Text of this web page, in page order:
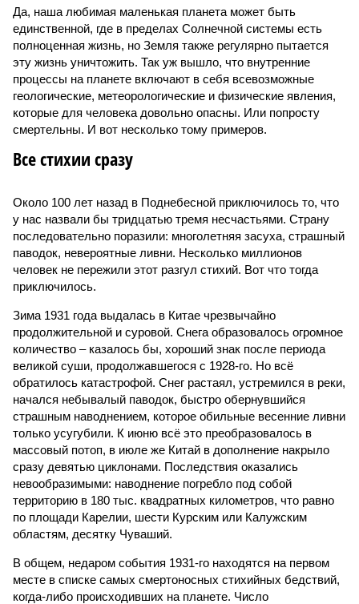
Да, наша любимая маленькая планета может быть
единственной, где в пределах Солнечной системы есть
полноценная жизнь, но Земля также регулярно пытается
эту жизнь уничтожить. Так уж вышло, что внутренние
процессы на планете включают в себя всевозможные
геологические, метеорологические и физические явления,
которые для человека довольно опасны. Или попросту
смертельны. И вот несколько тому примеров.
Все стихии сразу
Около 100 лет назад в Поднебесной приключилось то, что
у нас назвали бы тридцатью тремя несчастьями. Страну
последовательно поразили: многолетняя засуха, страшный
паводок, невероятные ливни. Несколько миллионов
человек не пережили этот разгул стихий. Вот что тогда
приключилось.
Зима 1931 года выдалась в Китае чрезвычайно
продолжительной и суровой. Снега образовалось огромное
количество – казалось бы, хороший знак после периода
великой суши, продолжавшегося с 1928-го. Но всё
обратилось катастрофой. Снег растаял, устремился в реки,
начался небывалый паводок, быстро обернувшийся
страшным наводнением, которое обильные весенние ливни
только усугубили. К июню всё это преобразовалось в
массовый потоп, в июле же Китай в дополнение накрыло
сразу девятью циклонами. Последствия оказались
невообразимыми: наводнение погребло под собой
территорию в 180 тыс. квадратных километров, что равно
по площади Карелии, шести Курским или Калужским
областям, десятку Чуваший.
В общем, недаром события 1931-го находятся на первом
месте в списке самых смертоносных стихийных бедствий,
когда-либо происходивших на планете. Число